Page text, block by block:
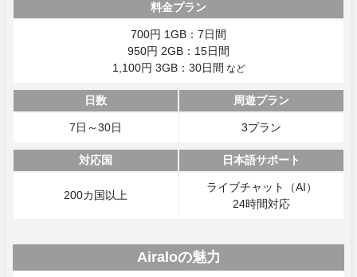
料金プラン
700円 1GB：7日間
950円 2GB：15日間
1,100円 3GB：30日間 など
日数 周遊プラン
7日～30日 3プラン
対応国 日本語サポート
200カ国以上
ライブチャット（AI）
24時間対応
Airaloの魅力